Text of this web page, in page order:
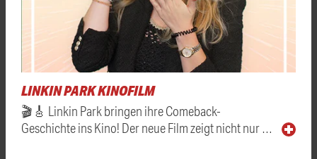
LINKIN PARK KINOFILM
🎬🎸 Linkin Park bringen ihre Comeback-
Geschichte ins Kino! Der neue Film zeigt nicht nur …